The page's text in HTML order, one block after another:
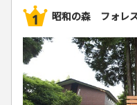
昭和の森 フォレ